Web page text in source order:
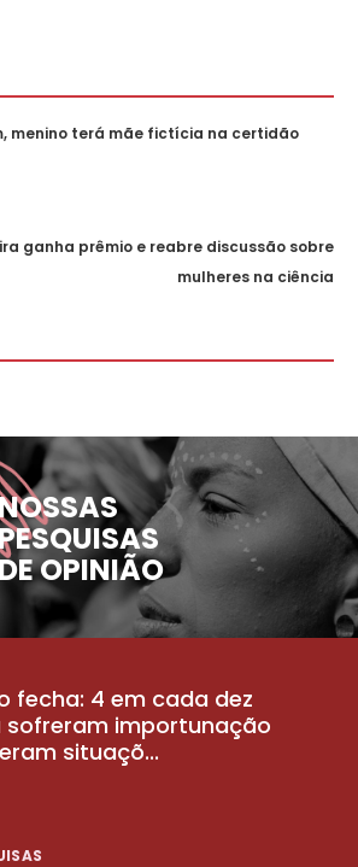
menino terá mãe fictícia na certidão
ganha prêmio e reabre discussão sobre
mulheres na ciência
DE OPINIÃO
fecha: 4 em cada dez
sofreram importunação
situaçõ...